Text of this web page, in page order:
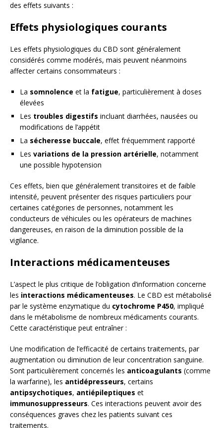
des effets suivants :
Effets physiologiques courants
Les effets physiologiques du CBD sont généralement
considérés comme modérés, mais peuvent néanmoins
affecter certains consommateurs :
La somnolence et la fatigue, particulièrement à doses
élevées
Les troubles digestifs incluant diarrhées, nausées ou
modifications de l’appétit
La sécheresse buccale, effet fréquemment rapporté
Les variations de la pression artérielle, notamment
une possible hypotension
Ces effets, bien que généralement transitoires et de faible
intensité, peuvent présenter des risques particuliers pour
certaines catégories de personnes, notamment les
conducteurs de véhicules ou les opérateurs de machines
dangereuses, en raison de la diminution possible de la
vigilance.
Interactions médicamenteuses
L’aspect le plus critique de l’obligation d’information concerne
les interactions médicamenteuses. Le CBD est métabolisé
par le système enzymatique du cytochrome P450, impliqué
dans le métabolisme de nombreux médicaments courants.
Cette caractéristique peut entraîner :
Une modification de l’efficacité de certains traitements, par
augmentation ou diminution de leur concentration sanguine.
Sont particulièrement concernés les anticoagulants (comme
la warfarine), les antidépresseurs, certains
antipsychotiques, antiépileptiques et
immunosuppresseurs. Ces interactions peuvent avoir des
conséquences graves chez les patients suivant ces
traitements.